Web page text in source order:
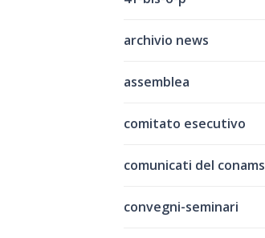
archivio news
assemblea
comitato esecutivo
comunicati del conams
convegni-seminari